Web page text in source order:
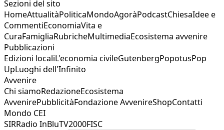
Sezioni del sito
HomeAttualitàPoliticaMondoAgoràPodcastChiesaIdee e
CommentiEconomiaVita e
CuraFamigliaRubricheMultimediaEcosistema avvenire
Pubblicazioni
Edizioni localiL'economia civileGutenbergPopotusPop
UpLuoghi dell'Infinito
Avvenire
Chi siamoRedazioneEcosistema
AvvenirePubblicitàFondazione AvvenireShopContatti
Mondo CEI
SIRRadio InBluTV2000FISC